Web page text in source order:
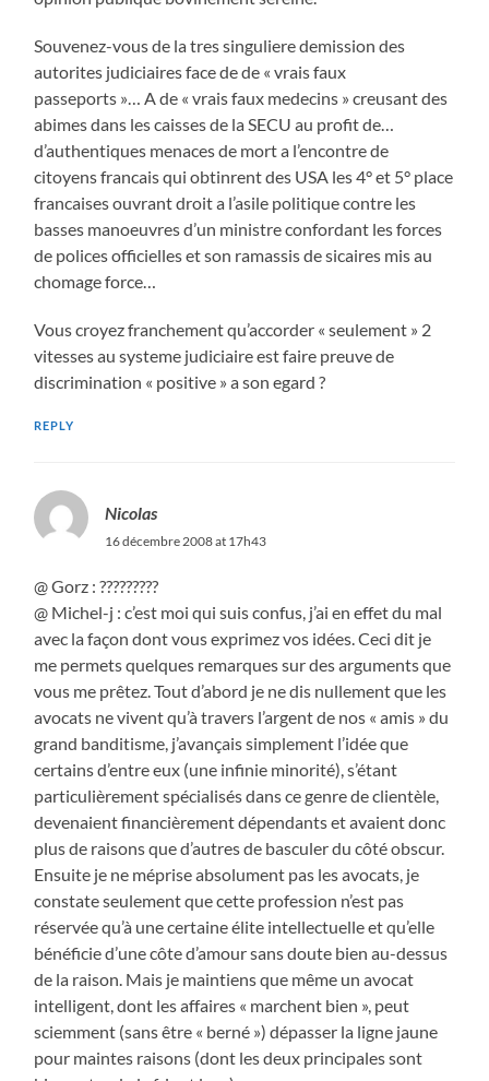
Souvenez-vous de la tres singuliere demission des
autorites judiciaires face de de « vrais faux
passeports »… A de « vrais faux medecins » creusant des
abimes dans les caisses de la SECU au profit de…
d’authentiques menaces de mort a l’encontre de
citoyens francais qui obtinrent des USA les 4° et 5° place
francaises ouvrant droit a l’asile politique contre les
basses manoeuvres d’un ministre confordant les forces
de polices officielles et son ramassis de sicaires mis au
chomage force…
Vous croyez franchement qu’accorder « seulement » 2
vitesses au systeme judiciaire est faire preuve de
discrimination « positive » a son egard ?
REPLY
Nicolas
16 décembre 2008 at 17h43
@ Gorz : ?????????
@ Michel-j : c’est moi qui suis confus, j’ai en effet du mal
avec la façon dont vous exprimez vos idées. Ceci dit je
me permets quelques remarques sur des arguments que
vous me prêtez. Tout d’abord je ne dis nullement que les
avocats ne vivent qu’à travers l’argent de nos « amis » du
grand banditisme, j’avançais simplement l’idée que
certains d’entre eux (une infinie minorité), s’étant
particulièrement spécialisés dans ce genre de clientèle,
devenaient financièrement dépendants et avaient donc
plus de raisons que d’autres de basculer du côté obscur.
Ensuite je ne méprise absolument pas les avocats, je
constate seulement que cette profession n’est pas
réservée qu’à une certaine élite intellectuelle et qu’elle
bénéficie d’une côte d’amour sans doute bien au-dessus
de la raison. Mais je maintiens que même un avocat
intelligent, dont les affaires « marchent bien », peut
sciemment (sans être « berné ») dépasser la ligne jaune
pour maintes raisons (dont les deux principales sont